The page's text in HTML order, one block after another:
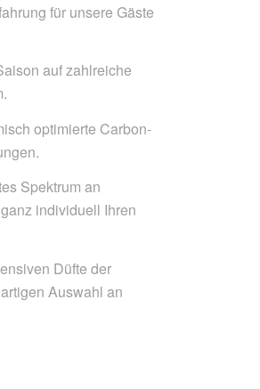
für unsere Gäste
auf zahlreiche
optimierte Carbon-
Spektrum an
individuell Ihren
Düfte der
Auswahl an